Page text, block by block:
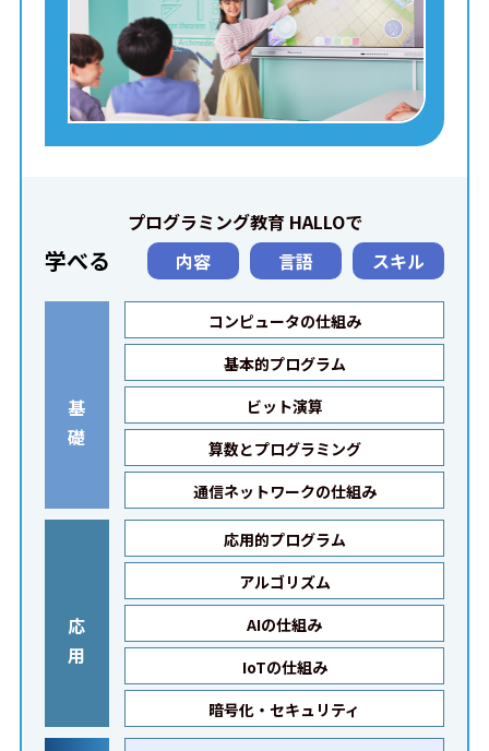
プログラミング教育 HALLOで
学べる 内容 言語 スキル
基
礎
コンピュータの仕組み
基本的プログラム
ビット演算
算数とプログラミング
通信ネットワークの仕組み
応
用
応用的プログラム
アルゴリズム
AIの仕組み
IoTの仕組み
暗号化・セキュリティ